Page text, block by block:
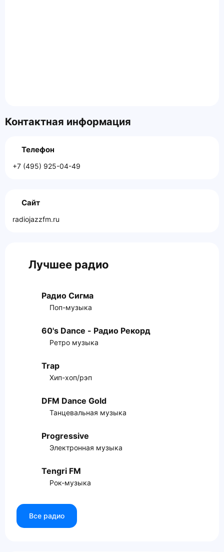
Контактная информация
Телефон
+7 (495) 925-04-49
Сайт
radiojazzfm.ru
Лучшее радио
Радио Сигма
Поп-музыка
60's Dance - Радио Рекорд
Ретро музыка
Trap
Хип-хоп/рэп
DFM Dance Gold
Танцевальная музыка
Progressive
Электронная музыка
Tengri FM
Рок-музыка
Все радио